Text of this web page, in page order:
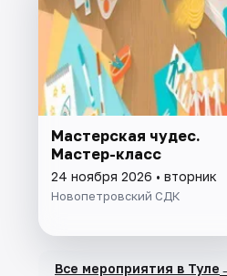
Мастерская чудес.
Мастер-класс
24 ноября 2026 • вторник
Новопетровский СДК
Все мероприятия в Туле